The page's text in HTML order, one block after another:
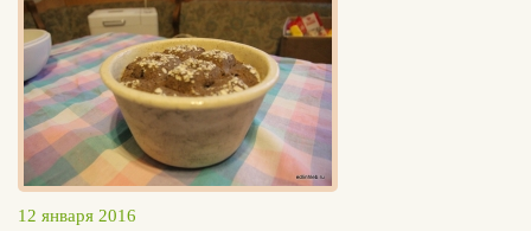
12 января 2016